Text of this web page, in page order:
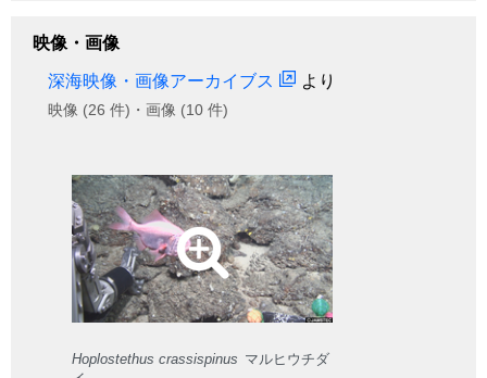
映像・画像
深海映像・画像アーカイブス より
映像 (26 件)・画像 (10 件)
Hoplostethus crassispinus マルヒウチダ